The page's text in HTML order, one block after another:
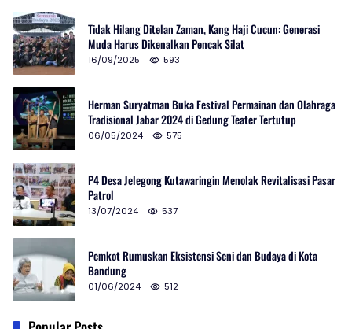
Tidak Hilang Ditelan Zaman, Kang Haji Cucun: Generasi
Muda Harus Dikenalkan Pencak Silat
16/09/2025 593
Herman Suryatman Buka Festival Permainan dan Olahraga
Tradisional Jabar 2024 di Gedung Teater Tertutup
06/05/2024 575
P4 Desa Jelegong Kutawaringin Menolak Revitalisasi Pasar
Patrol
13/07/2024 537
Pemkot Rumuskan Eksistensi Seni dan Budaya di Kota
Bandung
01/06/2024 512